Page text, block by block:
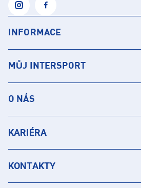
INFORMACE
MŮJ INTERSPORT
O NÁS
KARIÉRA
KONTAKTY